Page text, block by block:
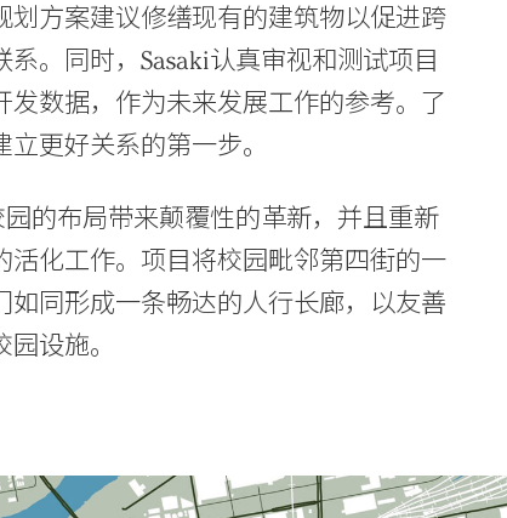
方案建议修缮现有的建筑物以促进跨
。同时，Sasaki认真审视和测试项目
数据，作为未来发展工作的参考。了
更好关系的第一步。
的布局带来颠覆性的革新，并且重新
化工作。项目将校园毗邻第四街的一
同形成一条畅达的人行长廊，以友善
设施。